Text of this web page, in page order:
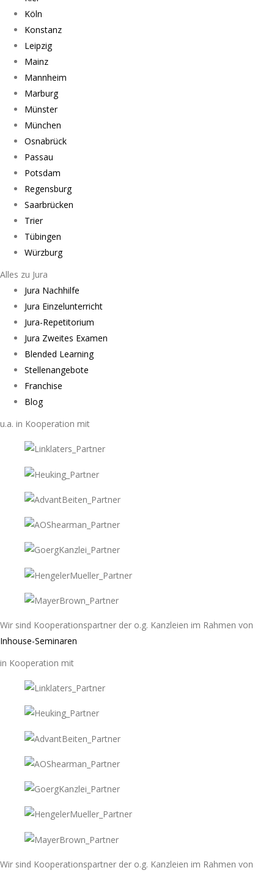
Köln
Konstanz
Leipzig
Mainz
Mannheim
Marburg
Münster
München
Osnabrück
Passau
Potsdam
Regensburg
Saarbrücken
Trier
Tübingen
Würzburg
Alles zu Jura
Jura Nachhilfe
Jura Einzelunterricht
Jura-Repetitorium
Jura Zweites Examen
Blended Learning
Stellenangebote
Franchise
Blog
u.a. in Kooperation mit
Wir sind Kooperationspartner der o.g. Kanzleien im Rahmen von
Inhouse-Seminaren
in Kooperation mit
Wir sind Kooperationspartner der o.g. Kanzleien im Rahmen von